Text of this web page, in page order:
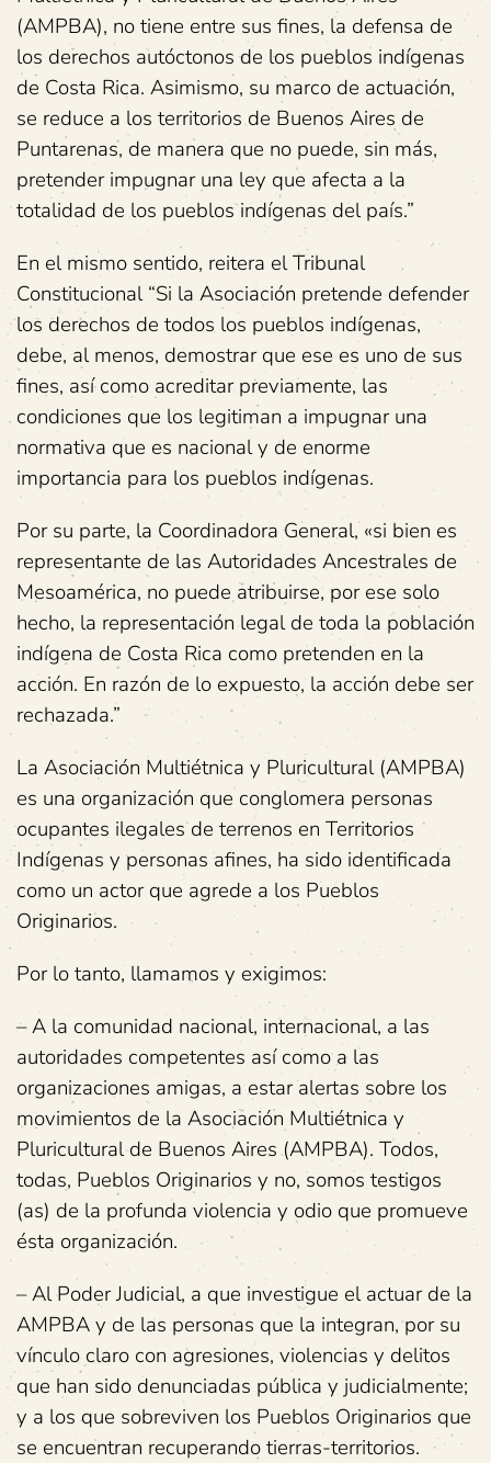
(AMPBA), no tiene entre sus fines, la defensa de
los derechos autóctonos de los pueblos indígenas
de Costa Rica. Asimismo, su marco de actuación,
se reduce a los territorios de Buenos Aires de
Puntarenas, de manera que no puede, sin más,
pretender impugnar una ley que afecta a la
totalidad de los pueblos indígenas del país.”
En el mismo sentido, reitera el Tribunal
Constitucional “Si la Asociación pretende defender
los derechos de todos los pueblos indígenas,
debe, al menos, demostrar que ese es uno de sus
fines, así como acreditar previamente, las
condiciones que los legitiman a impugnar una
normativa que es nacional y de enorme
importancia para los pueblos indígenas.
Por su parte, la Coordinadora General, «si bien es
representante de las Autoridades Ancestrales de
Mesoamérica, no puede atribuirse, por ese solo
hecho, la representación legal de toda la población
indígena de Costa Rica como pretenden en la
acción. En razón de lo expuesto, la acción debe ser
rechazada.”
La Asociación Multiétnica y Pluricultural (AMPBA)
es una organización que conglomera personas
ocupantes ilegales de terrenos en Territorios
Indígenas y personas afines, ha sido identificada
como un actor que agrede a los Pueblos
Originarios.
Por lo tanto, llamamos y exigimos:
– A la comunidad nacional, internacional, a las
autoridades competentes así como a las
organizaciones amigas, a estar alertas sobre los
movimientos de la Asociación Multiétnica y
Pluricultural de Buenos Aires (AMPBA). Todos,
todas, Pueblos Originarios y no, somos testigos
(as) de la profunda violencia y odio que promueve
ésta organización.
– Al Poder Judicial, a que investigue el actuar de la
AMPBA y de las personas que la integran, por su
vínculo claro con agresiones, violencias y delitos
que han sido denunciadas pública y judicialmente;
y a los que sobreviven los Pueblos Originarios que
se encuentran recuperando tierras-territorios.